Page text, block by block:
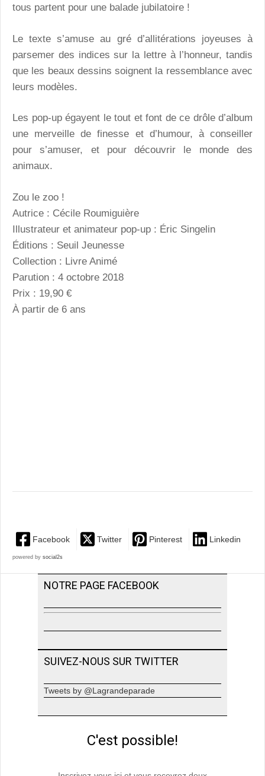
tous partent pour une balade jubilatoire !
Le texte s’amuse au gré d’allitérations joyeuses à
parsemer des indices sur la lettre à l’honneur, tandis
que les beaux dessins soignent la ressemblance avec
leurs modèles.
Les pop-up égayent le tout et font de ce drôle d’album
une merveille de finesse et d’humour, à conseiller
pour s’amuser, et pour découvrir le monde des
animaux.
Zou le zoo !
Autrice : Cécile Roumiguière
Illustrateur et animateur pop-up : Éric Singelin
Éditions : Seuil Jeunesse
Collection : Livre Animé
Parution : 4 octobre 2018
Prix : 19,90 €
À partir de 6 ans
Facebook Twitter Pinterest Linkedin
powered by social2s
NOTRE PAGE FACEBOOK
SUIVEZ-NOUS SUR TWITTER
Tweets by @Lagrandeparade
C'est possible!